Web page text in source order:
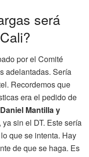
será
por el Comité
adelantadas. Sería
Recordemos que
era el pedido de
Daniel Mantilla y
sin el DT. Este sería
que se intenta. Hay
de que se haga. Es